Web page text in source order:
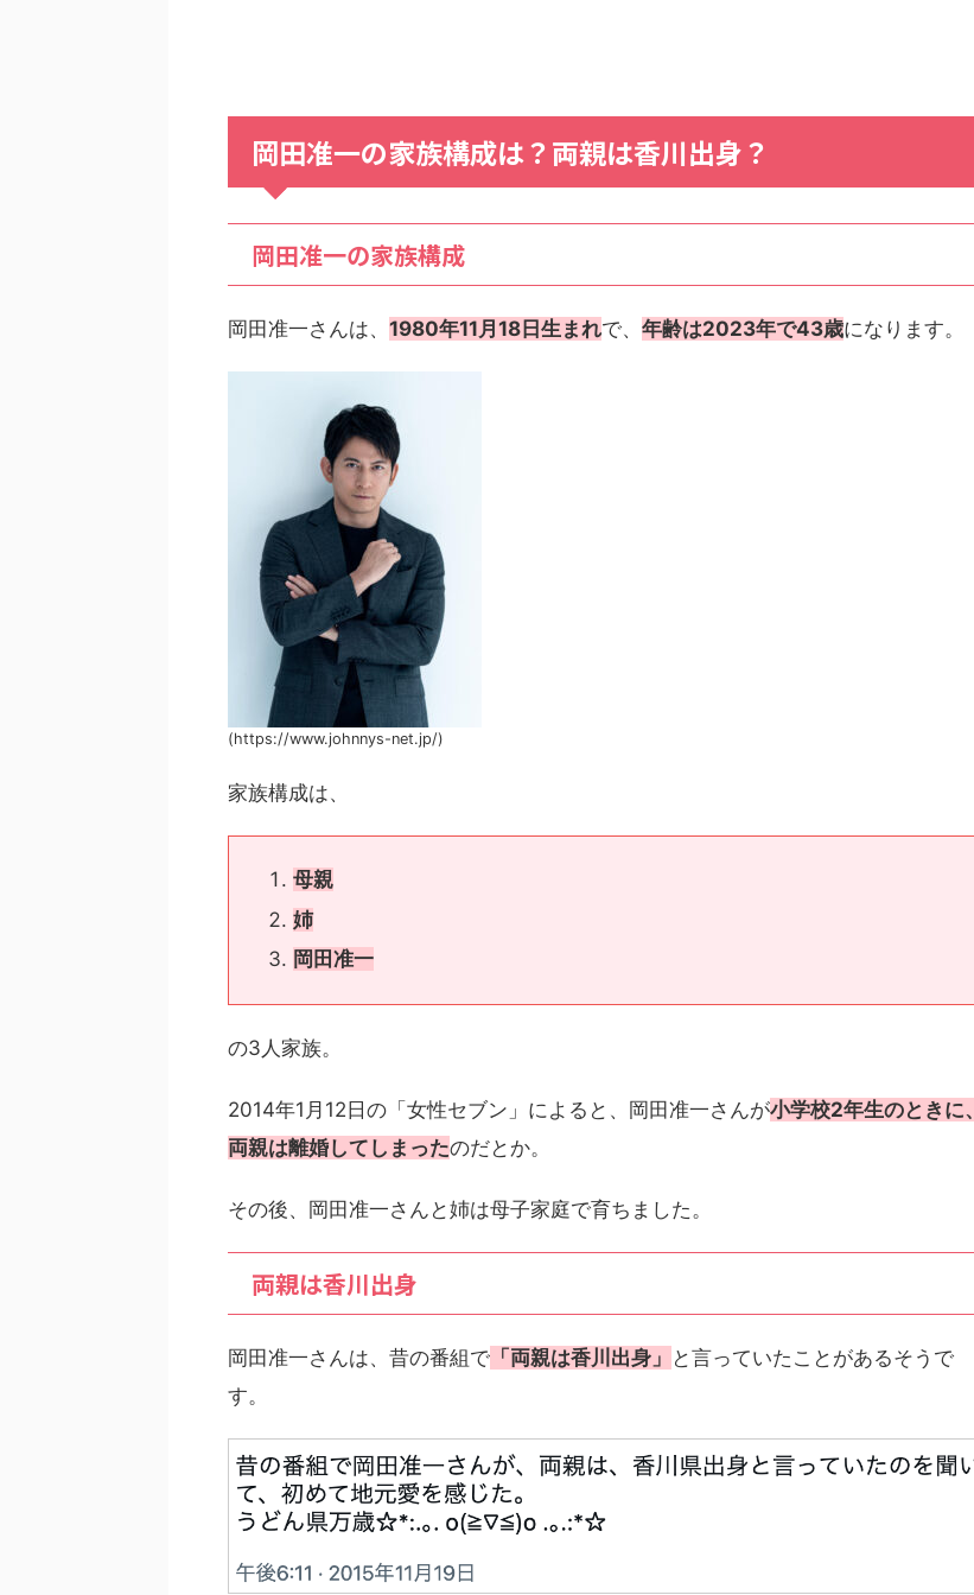
岡田准一の家族構成は？両親は香川出身？
岡田准一の家族構成
岡田准一さんは、 1980年11月18日生まれで、 年齢は2023年で43歳になります。
(https://www.johnnys-net.jp/)
家族構成は、
母親
姉
岡田准一
の3人家族。
2014年1月12日の「女性セブン」によると、岡田准一さんが小学校2年生のときに、
両親は離婚してしまったのだとか。
その後、岡田准一さんと姉は母子家庭で育ちました。
両親は香川出身
岡田准一さんは、昔の番組で 「両親は香川出身」 と言っていたことがあるそうで
す。